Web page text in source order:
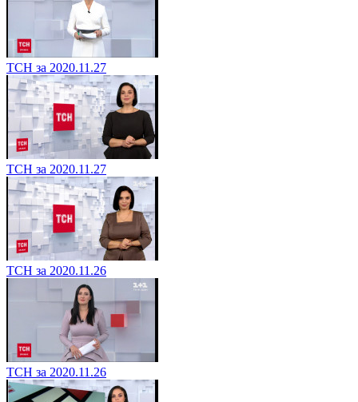
ТСН за 2020.11.27
ТСН за 2020.11.27
ТСН за 2020.11.26
ТСН за 2020.11.26